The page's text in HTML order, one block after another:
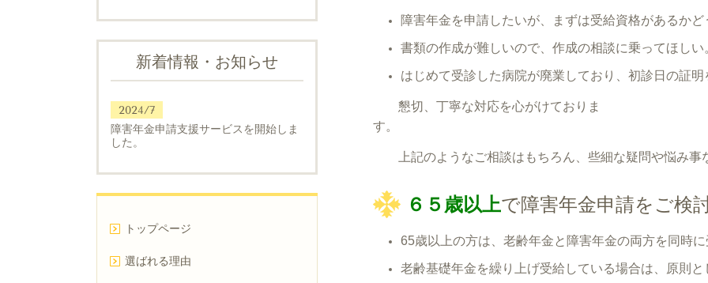
障害年金を申請したいが、まずは受給資格があるか
書類の作成が難しいので、作成の相談に乗ってほしい
はじめて受診した病院が廃業しており、初診日の証
懇切、丁寧な対応を心がけておりま
す
上記のようなご相談はもちろん、些細な疑問や悩み
６５歳以上で障害年金申請をご検
65歳以上の方は、老齢年金と障害年金の両方を同時
老齢基礎年金を繰り上げ受給している場合は、原則
新着情報・お知らせ
2024/7
障害年金申請支援サービスを開始しま
した。
トップページ
選ばれる理由